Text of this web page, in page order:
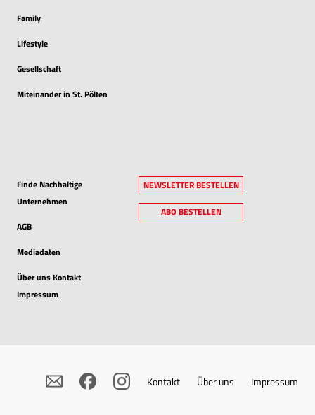
Family
Lifestyle
Gesellschaft
Miteinander in St. Pölten
Finde Nachhaltige
Unternehmen
AGB
Mediadaten
Über uns Kontakt
Impressum
NEWSLETTER BESTELLEN
ABO BESTELLEN
Kontakt Über uns Impressum